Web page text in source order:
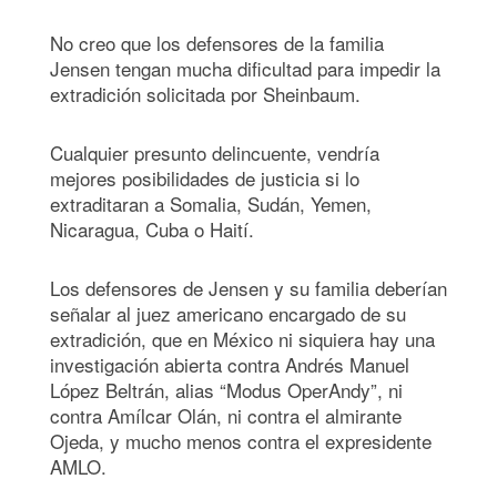
No creo que los defensores de la familia
Jensen tengan mucha dificultad para impedir la
extradición solicitada por Sheinbaum.
Cualquier presunto delincuente, vendría
mejores posibilidades de justicia si lo
extraditaran a Somalia, Sudán, Yemen,
Nicaragua, Cuba o Haití.
Los defensores de Jensen y su familia deberían
señalar al juez americano encargado de su
extradición, que en México ni siquiera hay una
investigación abierta contra Andrés Manuel
López Beltrán, alias “Modus OperAndy”, ni
contra Amílcar Olán, ni contra el almirante
Ojeda, y mucho menos contra el expresidente
AMLO.